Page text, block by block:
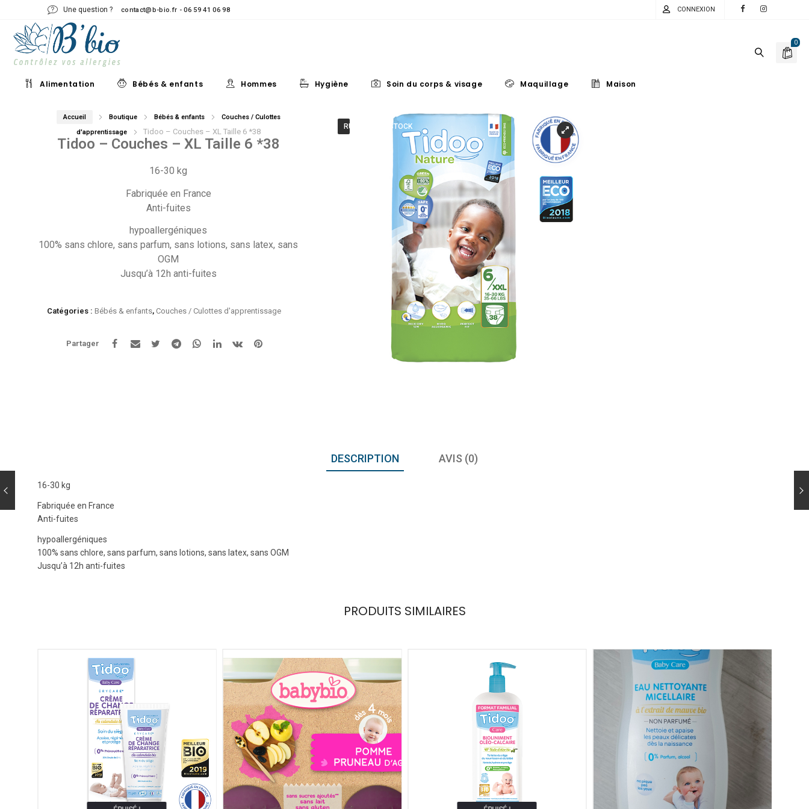
Une question ? contact@b-bio.fr - 06 59 41 06 98 CONNEXION
0
Alimentation Bébés & enfants Hommes Hygiène Soin du corps & visage Maquillage Maison
Accueil Boutique Bébés & enfants
Couches / Culottes
d'apprentissage
Tidoo – Couches – XL Taille 6 *38
Tidoo – Couches – XL Taille 6 *38
16-30 kg
Fabriquée en France
Anti-fuites
hypoallergéniques
100% sans chlore, sans parfum, sans lotions, sans latex, sans
OGM
Jusqu’à 12h anti-fuites
RUPTURE DE STOCK
Catégories : Bébés & enfants, Couches / Culottes d'apprentissage
Partager
DESCRIPTION AVIS (0)
16-30 kg
Fabriquée en France
Anti-fuites
hypoallergéniques
100% sans chlore, sans parfum, sans lotions, sans latex, sans OGM
Jusqu’à 12h anti-fuites
PRODUITS SIMILAIRES